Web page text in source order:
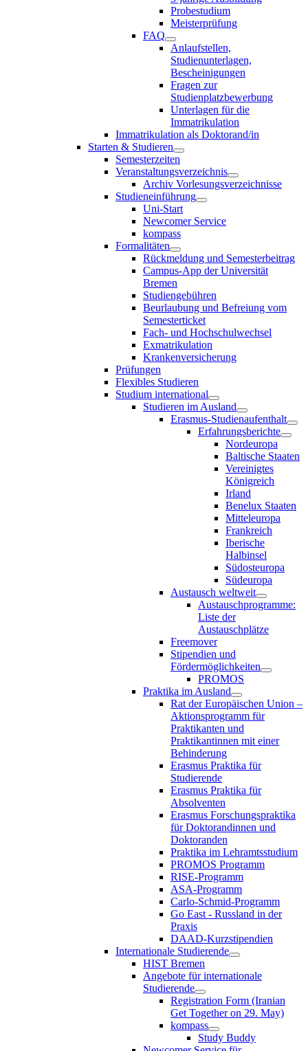
Probestudium
Meisterprüfung
FAQ
Anlaufstellen,
Studienunterlagen,
Bescheinigungen
Fragen zur
Studienplatzbewerbung
Unterlagen für die
Immatrikulation
Immatrikulation als Doktorand/in
Starten & Studieren
Semesterzeiten
Veranstaltungsverzeichnis
Archiv Vorlesungsverzeichnisse
Studieneinführung
Uni-Start
Newcomer Service
kompass
Formalitäten
Rückmeldung und Semesterbeitrag
Campus-App der Universität
Bremen
Studiengebühren
Beurlaubung und Befreiung vom
Semesterticket
Fach- und Hochschulwechsel
Exmatrikulation
Krankenversicherung
Prüfungen
Flexibles Studieren
Studium international
Studieren im Ausland
Erasmus-Studienaufenthalt
Erfahrungsberichte
Nordeuropa
Baltische Staaten
Vereinigtes
Königreich
Irland
Benelux Staaten
Mitteleuropa
Frankreich
Iberische
Halbinsel
Südosteuropa
Südeuropa
Austausch weltweit
Austauschprogramme:
Liste der
Austauschplätze
Freemover
Stipendien und
Fördermöglichkeiten
PROMOS
Praktika im Ausland
Rat der Europäischen Union –
Aktionsprogramm für
Praktikanten und
Praktikantinnen mit einer
Behinderung
Erasmus Praktika für
Studierende
Erasmus Praktika für
Absolventen
Erasmus Forschungspraktika
für Doktorandinnen und
Doktoranden
Praktika im Lehramtsstudium
PROMOS Programm
RISE-Programm
ASA-Programm
Carlo-Schmid-Programm
Go East - Russland in der
Praxis
DAAD-Kurzstipendien
Internationale Studierende
HIST Bremen
Angebote für internationale
Studierende
Registration Form (Iranian
Get Together on 29. May)
kompass
Study Buddy